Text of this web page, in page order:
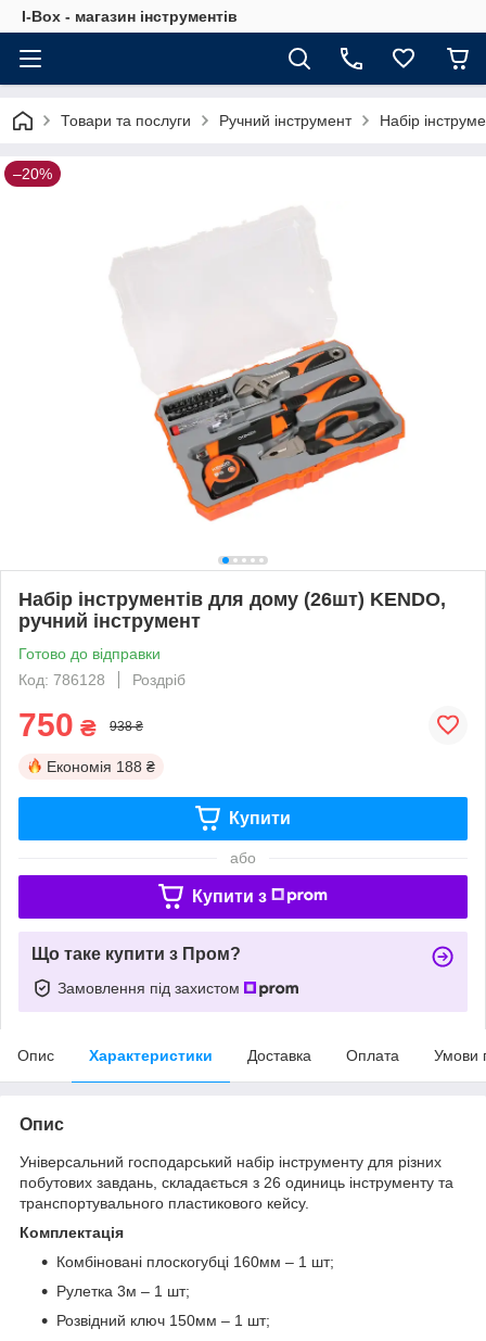
I-Box - магазин інструментів
Товари та послуги Ручний інструмент Набір
–20%
Набір інструментів для дому (26шт) KENDO,
ручний інструмент
Готово до відправки
Код: 786128
Роздріб
750 ₴ 938 ₴
Економія 188 ₴
Купити
або
Купити з
Що таке купити з Пром?
Замовлення під захистом
Опис Характеристики Доставка Оплата Умови
Опис
Універсальний господарський набір інструменту для різних
побутових завдань, складається з 26 одиниць інструменту та
транспортувального пластикового кейсу.
Комплектація
Комбіновані плоскогубці 160мм – 1 шт;
Рулетка 3м – 1 шт;
Розвідний ключ 150мм – 1 шт;